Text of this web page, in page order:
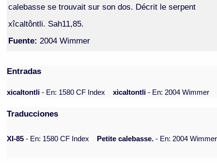
calebasse se trouvait sur son dos. Décrit le serpent
xîcaltôntli. Sah11,85.
Fuente: 2004 Wimmer
Entradas
xicaltontli- En: 1580 CF Index xicaltontli- En: 2004 Wimmer
Traducciones
XI-85 - En: 1580 CF Index Petite calebasse. - En: 2004 Wimmer